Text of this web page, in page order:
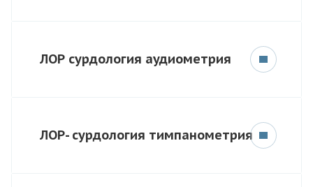
ЛОР сурдология аудиометрия
ЛОР- сурдология тимпанометрия